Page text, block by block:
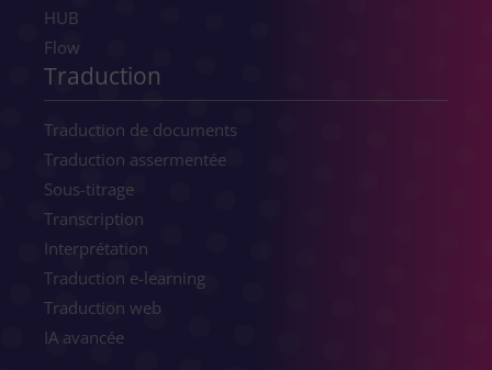
HUB
Flow
Traduction
Traduction de documents
Traduction assermentée
Sous-titrage
Transcription
Interprétation
Traduction e-learning
Traduction web
IA avancée